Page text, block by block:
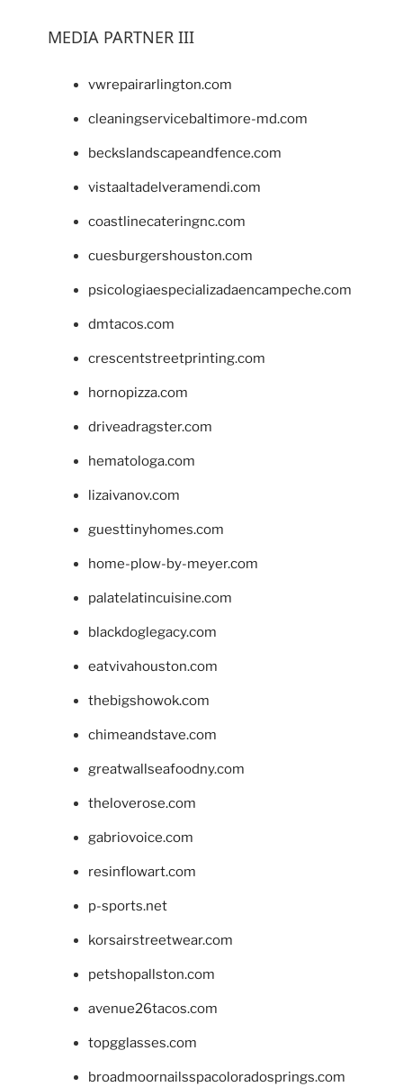
MEDIA PARTNER III
vwrepairarlington.com
cleaningservicebaltimore-md.com
beckslandscapeandfence.com
vistaaltadelveramendi.com
coastlinecateringnc.com
cuesburgershouston.com
psicologiaespecializadaencampeche.com
dmtacos.com
crescentstreetprinting.com
hornopizza.com
driveadragster.com
hematologa.com
lizaivanov.com
guesttinyhomes.com
home-plow-by-meyer.com
palatelatincuisine.com
blackdoglegacy.com
eatvivahouston.com
thebigshowok.com
chimeandstave.com
greatwallseafoodny.com
theloverose.com
gabriovoice.com
resinflowart.com
p-sports.net
korsairstreetwear.com
petshopallston.com
avenue26tacos.com
topgglasses.com
broadmoornailsspacoloradosprings.com